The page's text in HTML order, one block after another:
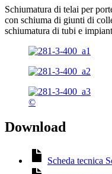
Schiumatura di telai per
con schiuma di giunti di
schiumatura di tubi e
©
Download
Scheda tecnica